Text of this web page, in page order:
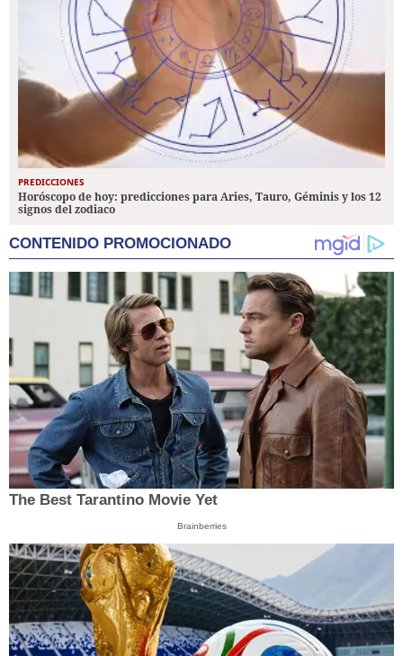
PREDICCIONES
Horóscopo de hoy: predicciones para Aries, Tauro, Géminis y los 12
signos del zodiaco
CONTENIDO PROMOCIONADO
The Best Tarantino Movie Yet
Brainberries